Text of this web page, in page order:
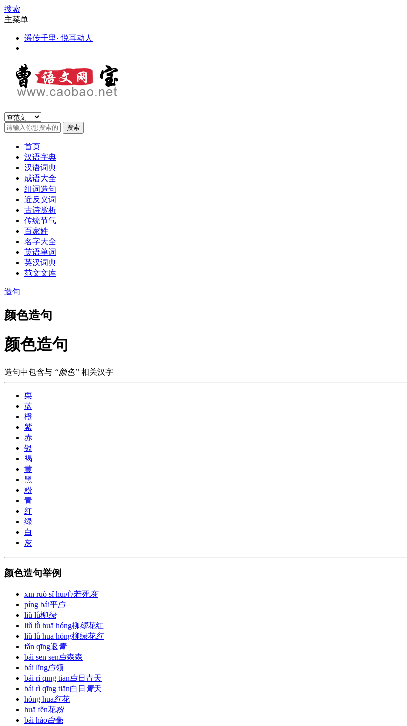
搜索
主菜单
遥传千里· 悦耳动人
首页
汉语字典
汉语词典
成语大全
组词造句
近反义词
古诗赏析
传统节气
百家姓
名字大全
英语单词
英汉词典
范文文库
造句
颜色造句
颜色造句
造句中包含与 “颜色” 相关汉字
栗
蓝
橙
紫
赤
银
褐
黄
黑
粉
青
红
绿
白
灰
颜色造句举例
xīn ruò sǐ huī心若死灰
píng bái平白
liǔ lǜ柳绿
liǔ lǜ huā hóng柳绿花红
liǔ lǜ huā hóng柳绿花红
fǎn qīng返 青
bái sēn sēn白森森
bái lǐng白领
bái rì qīng tiān白日青天
bái rì qīng tiān白日 青天
hóng huā红花
huā fěn花粉
bái háo白毫